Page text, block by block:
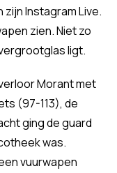
zijn Instagram Live.
zien. Niet zo
ligt.
Morant met
(97-113), de
ging de guard
was.
vuurwapen